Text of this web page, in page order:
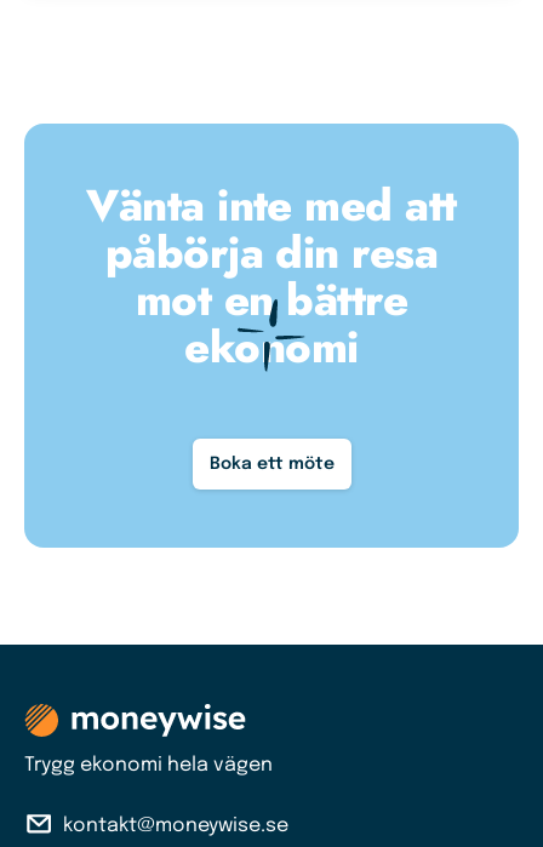
Vänta inte med att
påbörja din resa
mot en bättre
ekonomi
Boka ett möte
Trygg ekonomi hela vägen
kontakt@moneywise.se